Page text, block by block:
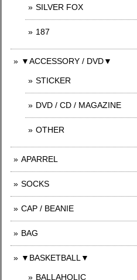
SILVER FOX
187
▼ACCESSORY / DVD▼
STICKER
DVD / CD / MAGAZINE
OTHER
APARREL
SOCKS
CAP / BEANIE
BAG
▼BASKETBALL▼
BALLAHOLIC